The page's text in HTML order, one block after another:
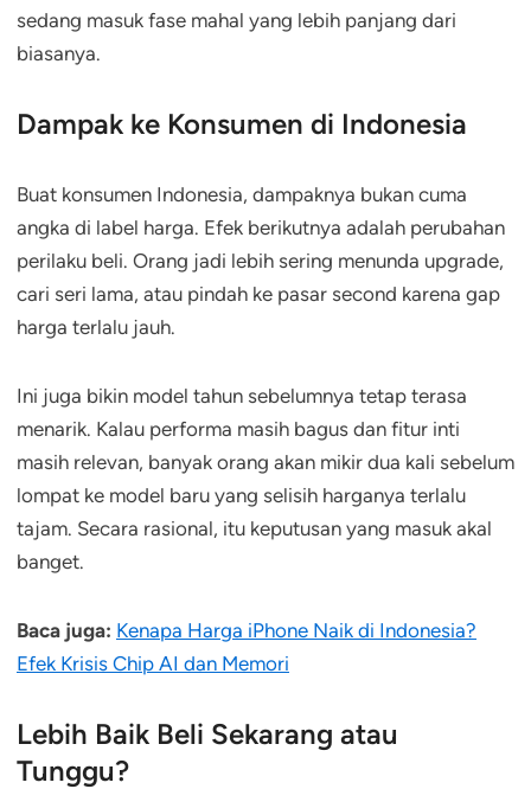
sedang masuk fase mahal yang lebih panjang dari
biasanya.
Dampak ke Konsumen di Indonesia
Buat konsumen Indonesia, dampaknya bukan cuma
angka di label harga. Efek berikutnya adalah perubahan
perilaku beli. Orang jadi lebih sering menunda upgrade,
cari seri lama, atau pindah ke pasar second karena gap
harga terlalu jauh.
Ini juga bikin model tahun sebelumnya tetap terasa
menarik. Kalau performa masih bagus dan fitur inti
masih relevan, banyak orang akan mikir dua kali sebelum
lompat ke model baru yang selisih harganya terlalu
tajam. Secara rasional, itu keputusan yang masuk akal
banget.
Baca juga: Kenapa Harga iPhone Naik di Indonesia?
Efek Krisis Chip AI dan Memori
Lebih Baik Beli Sekarang atau
Tunggu?